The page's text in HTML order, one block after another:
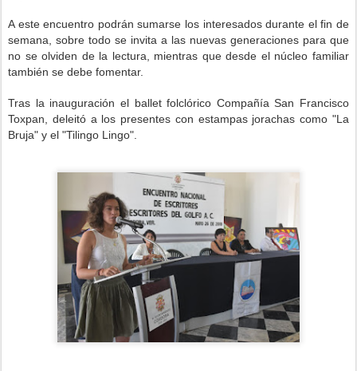
A este encuentro podrán sumarse los interesados durante el fin de
semana, sobre todo se invita a las nuevas generaciones para que
no se olviden de la lectura, mientras que desde el núcleo familiar
también se debe fomentar.
Tras la inauguración el ballet folclórico Compañía San Francisco
Toxpan, deleitó a los presentes con estampas jorachas como "La
Bruja" y el "Tilingo Lingo".